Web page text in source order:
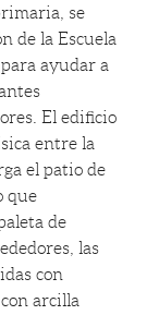
se
de la Escuela
ayudar a
El edificio
entre la
el patio de
que
de
las
con
arcilla